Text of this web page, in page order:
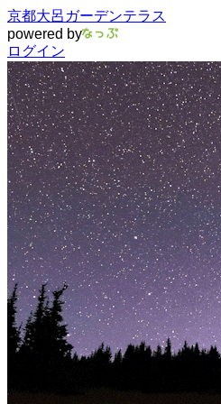
京都大呂ガーデンテラス
powered by
ログイン